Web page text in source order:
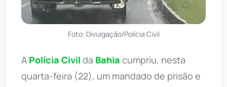
Foto: Divulgação/Polícia Civil
A Polícia Civil da Bahia cumpriu, nesta
quarta-feira (22), um mandado de prisão e